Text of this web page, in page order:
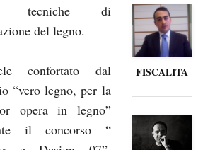
tecniche di
del legno.
confortato dal
“vero legno, per la
opera in legno”
il concorso “
FISCALITA